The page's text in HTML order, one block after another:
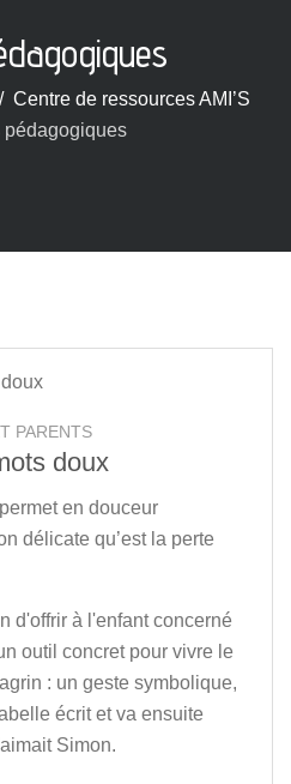
Centre de ressources AMI’S
pédagogiques
PARENTS
doux
en douceur
délicate qu’est la perte
d'offrir à l'enfant concerné
outil concret pour vivre le
: un geste symbolique,
écrit et va ensuite
Simon.